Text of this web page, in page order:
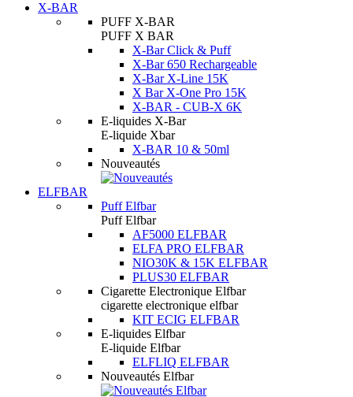
X-BAR
PUFF X-BAR
PUFF X BAR
X-Bar Click & Puff
X-Bar 650 Rechargeable
X-Bar X-Line 15K
X Bar X-One Pro 15K
X-BAR - CUB-X 6K
E-liquides X-Bar
E-liquide Xbar
X-BAR 10 & 50ml
Nouveautés
ELFBAR
Puff Elfbar
Puff Elfbar
AF5000 ELFBAR
ELFA PRO ELFBAR
NIO30K & 15K ELFBAR
PLUS30 ELFBAR
Cigarette Electronique Elfbar
cigarette electronique elfbar
KIT ECIG ELFBAR
E-liquides Elfbar
E-liquide Elfbar
ELFLIQ ELFBAR
Nouveautés Elfbar